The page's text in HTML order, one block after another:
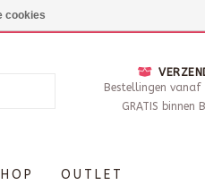
op afspraak, Dinsdag - Zaterdag
Bestellingen vanaf
GRATIS binnen
OUTLET
cookies